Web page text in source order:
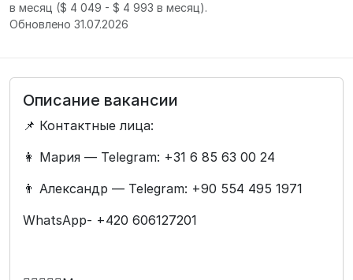
в месяц ($ 4 049 - $ 4 993 в месяц).
Обновлено 31.07.2026
Описание вакансии
📌 Контактные лица:
👩 Мария — Telegram: +31 6 85 63 00 24
👨 Александр — Telegram: +90 554 495 1971
WhatsApp- +420 606127201